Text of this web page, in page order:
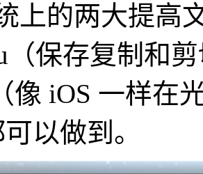
上的两大提高
（保存复制和
像 iOS 一样在
以做到。